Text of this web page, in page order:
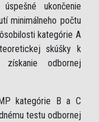
ukončenie
minimálneho počtu
kategórie A
skúšky k
odbornej
kategórie B a C
testu odbornej